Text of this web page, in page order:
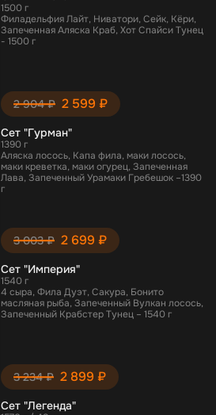
1500 г
Филадельфия Лайт, Ниватори, Сейк, Кёри,
Запеченная Аляска Краб, Хот Спайси Тунец
- 1500 г
2 904 ₽ 2 599 ₽
Сет "Гурман"
1390 г
Аляска лосось, Капа фила, маки лосось,
маки креветка, маки огурец, Запеченная
Лава, Запеченный Урамаки Гребешок –1390
г
3 003 ₽ 2 699 ₽
Сет "Империя"
1540 г
4 сыра, Фила Дуэт, Сакура, Бонито
масляная рыба, Запеченный Вулкан лосось,
Запеченный Крабстер Тунец – 1540 г
3 234 ₽ 2 899 ₽
Сет "Легенда"